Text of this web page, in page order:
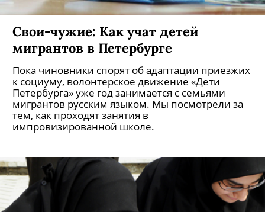
Свои-чужие: Как учат детей
мигрантов в Петербурге
Пока чиновники спорят об адаптации приезжих
к социуму, волонтерское движение «Дети
Петербурга» уже год занимается с семьями
мигрантов русским языком. Мы посмотрели за
тем, как проходят занятия в
импровизированной школе.